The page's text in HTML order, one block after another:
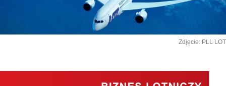
Zdjęcie: PLL LOT